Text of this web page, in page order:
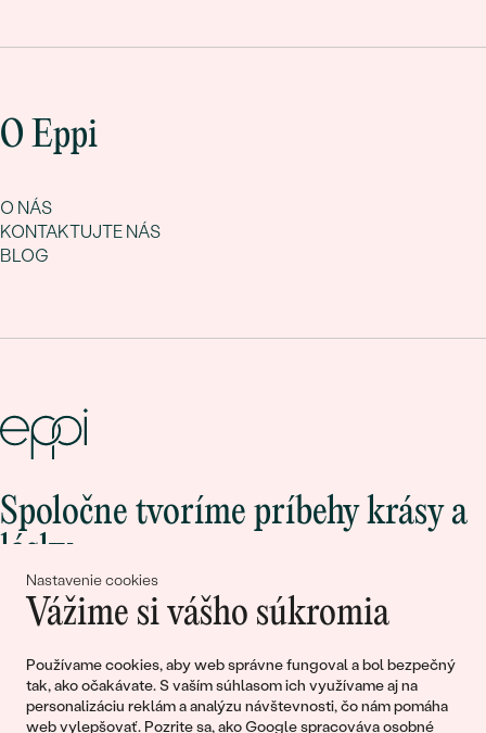
Nastavenie cookies
Vážime si vášho súkromia
Používame cookies, aby web správne fungoval a bol bezpečný
tak, ako očakávate. S vaším súhlasom ich využívame aj na
personalizáciu reklám a analýzu návštevnosti, čo nám pomáha
web vylepšovať. Pozrite sa, akoGoogle spracováva osobné
O Eppi
O NÁS
KONTAKTUJTE NÁS
BLOG
Spoločne tvoríme príbehy krásy a
lásky
Pripojte sa k nám!